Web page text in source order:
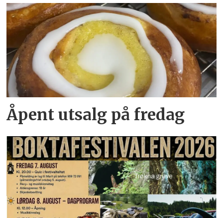
Åpent utsalg på fredag